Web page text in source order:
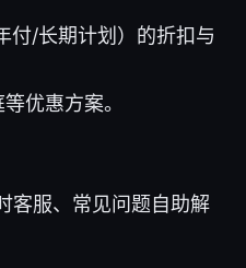
付/长期计划）的折扣与
优惠方案。
客服、常见问题自助解